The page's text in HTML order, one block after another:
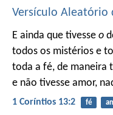
Versículo Aleatório
E ainda que tivesse o
todos os mistérios e
toda a fé, de maneira
e não tivesse amor,
1 Coríntios 13:2 fé